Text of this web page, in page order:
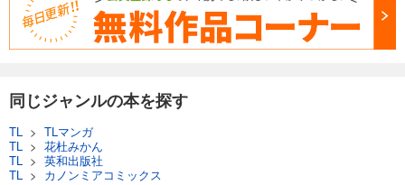
同じジャンルの本を探す
TL > TLマンガ
TL > 花杜みかん
TL > 英和出版社
TL > カノンミアコミックス